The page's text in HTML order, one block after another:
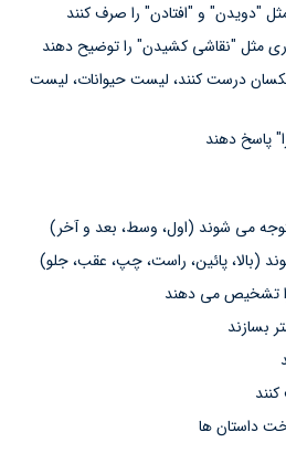
"دویدن" و "افتادن" را صرف کنند
مثل "نقاشی کشیدن" را توضیح دهند
درست کنند، لیست حیوانات، لیست
پاسخ دهند
می شوند (اول، وسط، بعد و آخر)
(بالا، پائین، راست، چپ، عقب، جلو)
تشخیص می دهند
داستان ها